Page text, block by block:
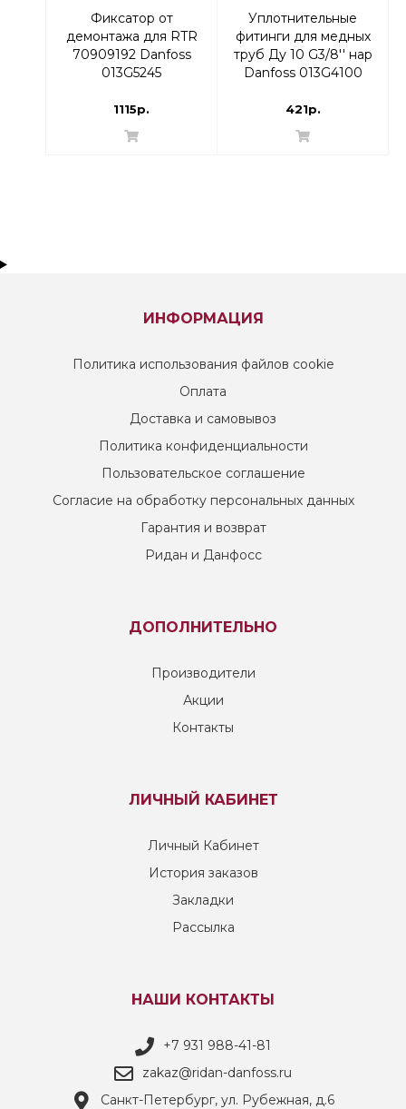
Фиксатор от
демонтажа для RTR
70909192 Danfoss
013G5245
1115р.
Уплотнительные
фитинги для медных
труб Ду 10 G3/8'' нар
Danfoss 013G4100
421р.
ИНФОРМАЦИЯ
Политика использования файлов cookie
Оплата
Доставка и самовывоз
Политика конфиденциальности
Пользовательское соглашение
Согласие на обработку персональных данных
Гарантия и возврат
Ридан и Данфосс
ДОПОЛНИТЕЛЬНО
Производители
Акции
Контакты
ЛИЧНЫЙ КАБИНЕТ
Личный Кабинет
История заказов
Закладки
Рассылка
НАШИ КОНТАКТЫ
+7 931 988-41-81
zakaz@ridan-danfoss.ru
Санкт-Петербург, ул. Рубежная, д.6